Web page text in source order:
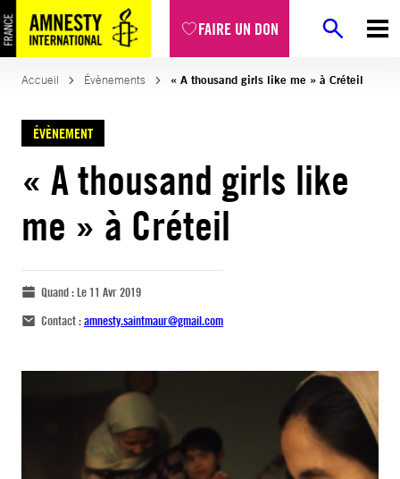
FAIRE UN DON
Accueil Évènements « A thousand girls like me » à Créteil
ÉVÈNEMENT
« A thousand girls like
me » à Créteil
Quand :Le 11 Avr 2019
Contact :amnesty.saintmaur@gmail.com